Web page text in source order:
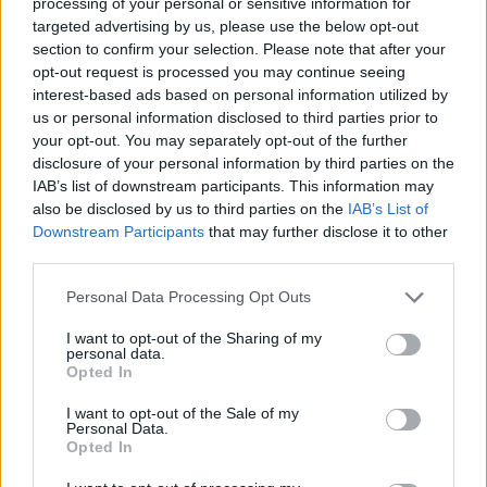
targeted advertising by us, please use the below opt-out
section to confirm your selection. Please note that after your
opt-out request is processed you may continue seeing
interest-based ads based on personal information utilized by
us or personal information disclosed to third parties prior to
your opt-out. You may separately opt-out of the further
disclosure of your personal information by third parties on the
IAB’s list of downstream participants. This information may
also be disclosed by us to third parties on the IAB’s List of
Downstream Participants that may further disclose it to other
Please note that this website/app uses one or more Google
not limited to your visit or usage behaviour. You may click to
grant or deny consent to Google and its third-party tags to
use your data for below specified purposes in below Google
consent section.
Personal Data Processing Opt Outs
I want to opt-out of the Sharing of my
personal data.
Opted In
I want to opt-out of the Sale of my
Personal Data.
Opted In
αλληλογραφίας. Απαραίτητη προϋπόθεση είναι ο
οφειλέτης να έχει εγγραφεί στην ηλεκτρονική
πλατφόρμα προσωποποιημένης ενημέρωσης του
πιστωτή- servicer.